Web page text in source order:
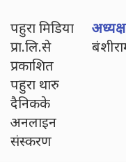
पहुरा मिडिया
प्रा.लि.से
प्रकाशित
पहुरा थारु
दैनिकके
अनलाइन
संस्करण
अध्यक्ष